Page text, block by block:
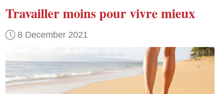
Travailler moinspour vivre mieux
8 December 2021